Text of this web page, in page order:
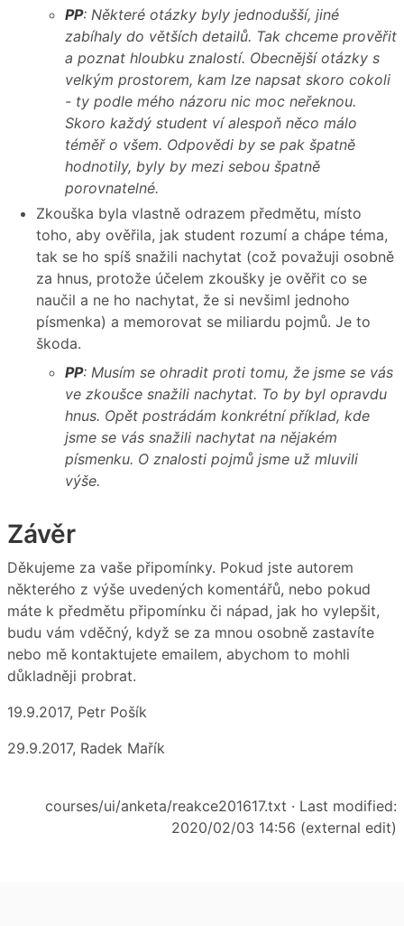
PP: Některé otázky byly jednodušší, jiné
zabíhaly do větších detailů. Tak chceme prověřit
a poznat hloubku znalostí. Obecnější otázky s
velkým prostorem, kam lze napsat skoro cokoli
- ty podle mého názoru nic moc neřeknou.
Skoro každý student ví alespoň něco málo
téměř o všem. Odpovědi by se pak špatně
hodnotily, byly by mezi sebou špatně
porovnatelné.
Zkouška byla vlastně odrazem předmětu, místo
toho, aby ověřila, jak student rozumí a chápe téma,
tak se ho spíš snažili nachytat (což považuji osobně
za hnus, protože účelem zkoušky je ověřit co se
naučil a ne ho nachytat, že si nevšiml jednoho
písmenka) a memorovat se miliardu pojmů. Je to
škoda.
PP: Musím se ohradit proti tomu, že jsme se vás
ve zkoušce snažili nachytat. To by byl opravdu
hnus. Opět postrádám konkrétní příklad, kde
jsme se vás snažili nachytat na nějakém
písmenku. O znalosti pojmů jsme už mluvili
výše.
Závěr
Děkujeme za vaše připomínky. Pokud jste autorem
některého z výše uvedených komentářů, nebo pokud
máte k předmětu připomínku či nápad, jak ho vylepšit,
budu vám vděčný, když se za mnou osobně zastavíte
nebo mě kontaktujete emailem, abychom to mohli
důkladněji probrat.
19.9.2017, Petr Pošík
29.9.2017, Radek Mařík
courses/ui/anketa/reakce201617.txt · Last modified:
2020/02/03 14:56 (external edit)